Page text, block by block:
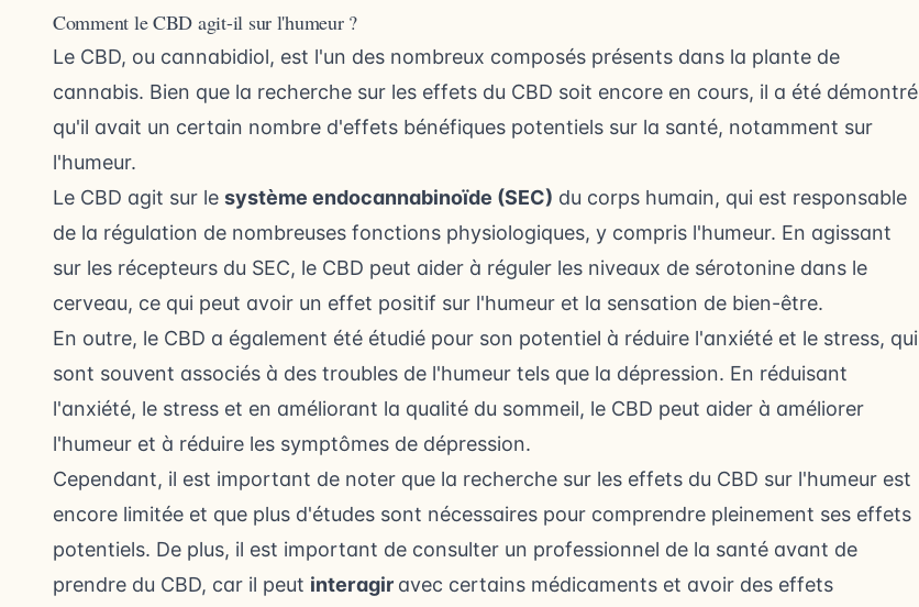
Comment le CBD agit-il sur l'humeur ?
Le CBD, ou cannabidiol, est l'un des nombreux composés présents dans la plante de
cannabis. Bien que la recherche sur les effets du CBD soit encore en cours, il a été démontré
qu'il avait un certain nombre d'effets bénéfiques potentiels sur la santé, notamment sur
l'humeur.
Le CBD agit sur le système endocannabinoïde (SEC) du corps humain, qui est responsable
de la régulation de nombreuses fonctions physiologiques, y compris l'humeur. En agissant
sur les récepteurs du SEC, le CBD peut aider à réguler les niveaux de sérotonine dans le
cerveau, ce qui peut avoir un effet positif sur l'humeur et la sensation de bien-être.
En outre, le CBD a également été étudié pour son potentiel à réduire l'anxiété et le stress, qui
sont souvent associés à des troubles de l'humeur tels que la dépression. En réduisant
l'anxiété, le stress et en améliorant la qualité du sommeil, le CBD peut aider à améliorer
l'humeur et à réduire les symptômes de dépression.
Cependant, il est important de noter que la recherche sur les effets du CBD sur l'humeur est
encore limitée et que plus d'études sont nécessaires pour comprendre pleinement ses effets
potentiels. De plus, il est important de consulter un professionnel de la santé avant de
prendre du CBD, car il peut interagir avec certains médicaments et avoir des effets